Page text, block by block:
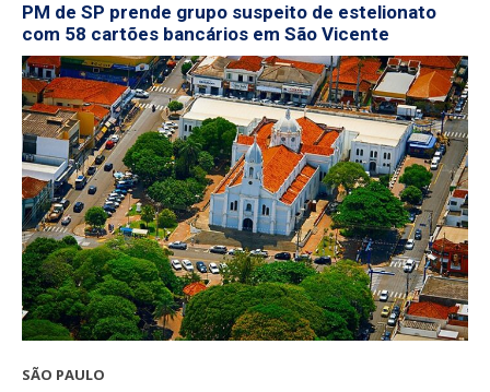
PM de SP prende grupo suspeito de estelionato
com 58 cartões bancários em São Vicente
SÃO PAULO